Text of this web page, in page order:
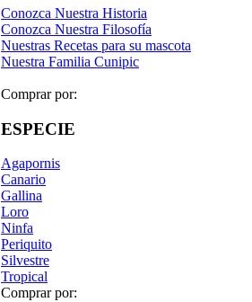
Conozca Nuestra Historia
Conozca Nuestra Filosofía
Nuestras Recetas para su mascota
Nuestra Familia Cunipic
Comprar por:
ESPECIE
Agapornis
Canario
Gallina
Loro
Ninfa
Periquito
Silvestre
Tropical
Comprar por: